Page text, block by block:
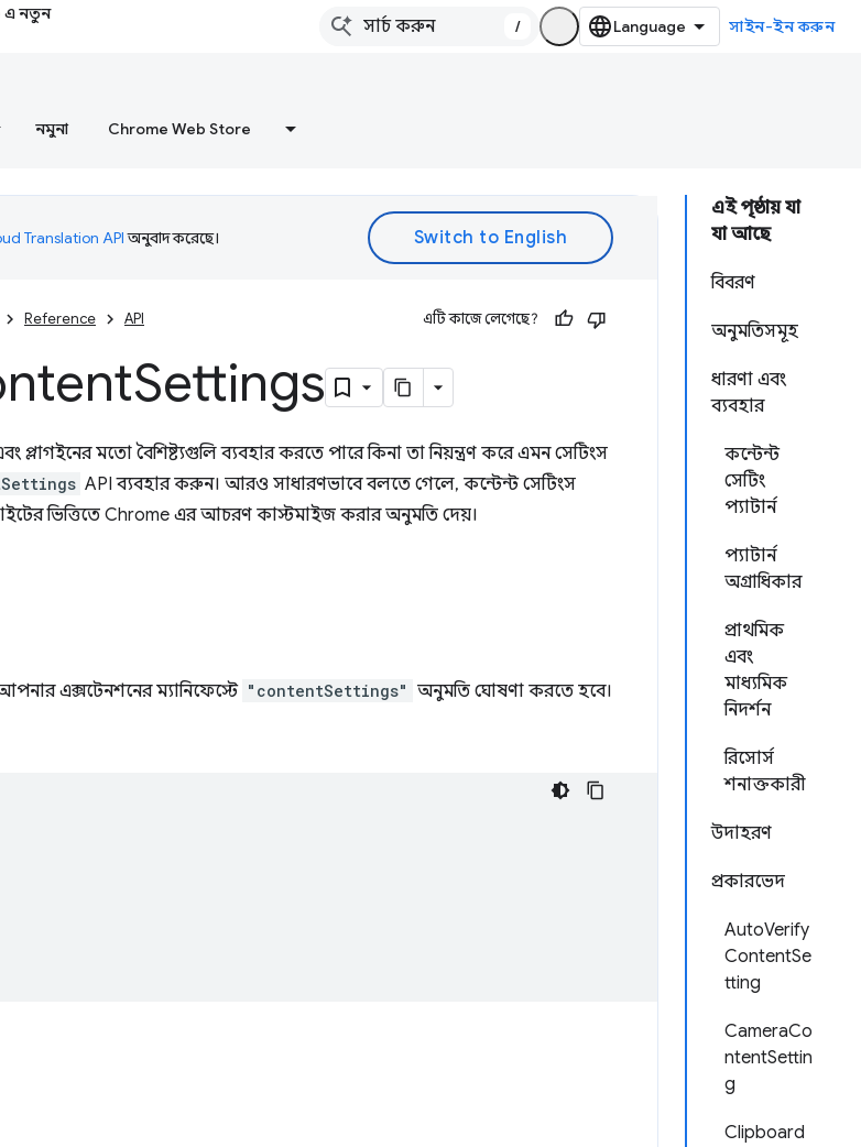
এ নতুন
/ সাইন-ইন করুন
নমুনা Chrome Web Store
এই পৃষ্ঠায় যা
যা আছে
বিবরণ
অনুমতিসমূহ
ধারণা এবং
ব্যবহার
কন্টেন্ট
সেটিং
প্যাটার্ন
প্যাটার্ন
অগ্রাধিকার
প্রাথমিক
এবং
মাধ্যমিক
নিদর্শন
রিসোর্স
শনাক্তকারী
উদাহরণ
প্রকারভেদ
AutoVerify
ContentSe
tting
CameraCo
ntentSettin
g
Clipboard
Translation APIঅনুবাদ করেছে।
Reference API এটি কাজে লেগেছে?
Settings
প্লাগইনের মতো বৈশিষ্ট্যগুলি ব্যবহার করতে পারে কিনা তা নিয়ন্ত্রণ করে এমন সেটিংস
API ব্যবহার করুন। আরও সাধারণভাবে বলতে গেলে, কন্টেন্ট সেটিংস
ভিত্তিতে Chrome এর আচরণ কাস্টমাইজ করার অনুমতি দেয়।
এক্সটেনশনের ম্যানিফেস্টে "contentSettings" অনুমতি ঘোষণা করতে হবে।